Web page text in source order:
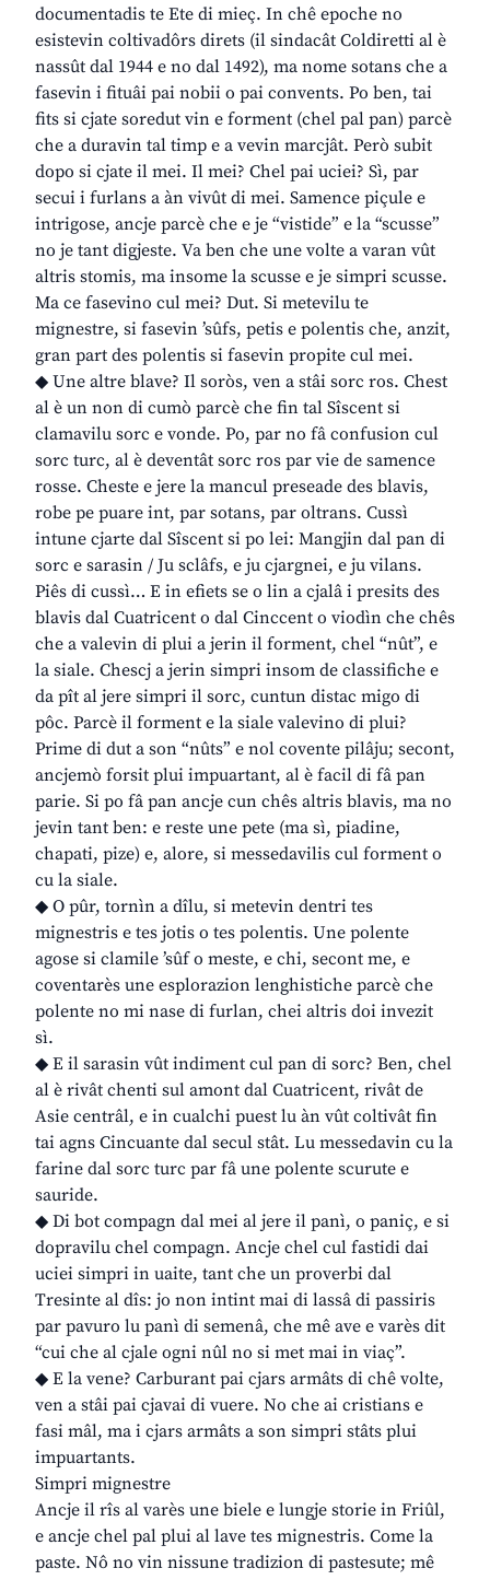
documentadis te Ete di mieç. In chê epoche no
esistevin coltivadôrs direts (il sindacât Coldiretti al è
nassût dal 1944 e no dal 1492), ma nome sotans che a
fasevin i fituâi pai nobii o pai convents. Po ben, tai
fits si cjate soredut vin e forment (chel pal pan) parcè
che a duravin tal timp e a vevin marcjât. Però subit
dopo si cjate il mei. Il mei? Chel pai uciei? Sì, par
secui i furlans a àn vivût di mei. Samence piçule e
intrigose, ancje parcè che e je “vistide” e la “scusse”
no je tant digjeste. Va ben che une volte a varan vût
altris stomis, ma insome la scusse e je simpri scusse.
Ma ce fasevino cul mei? Dut. Si metevilu te
mignestre, si fasevin ’sûfs, petis e polentis che, anzit,
gran part des polentis si fasevin propite cul mei.
◆ Une altre blave? Il soròs, ven a stâi sorc ros. Chest
al è un non di cumò parcè che fin tal Sîscent si
clamavilu sorc e vonde. Po, par no fâ confusion cul
sorc turc, al è deventât sorc ros par vie de samence
rosse. Cheste e jere la mancul preseade des blavis,
robe pe puare int, par sotans, par oltrans. Cussì
intune cjarte dal Sîscent si po lei: Mangjin dal pan di
sorc e sarasin / Ju sclâfs, e ju cjargnei, e ju vilans.
Piês di cussì… E in efiets se o lin a cjalâ i presits des
blavis dal Cuatricent o dal Cinccent o viodìn che chês
che a valevin di plui a jerin il forment, chel “nût”, e
la siale. Chescj a jerin simpri insom de classifiche e
da pît al jere simpri il sorc, cuntun distac migo di
pôc. Parcè il forment e la siale valevino di plui?
Prime di dut a son “nûts” e nol covente pilâju; secont,
ancjemò forsit plui impuartant, al è facil di fâ pan
parie. Si po fâ pan ancje cun chês altris blavis, ma no
jevin tant ben: e reste une pete (ma sì, piadine,
chapati, pize) e, alore, si messedavilis cul forment o
cu la siale.
◆ O pûr, tornìn a dîlu, si metevin dentri tes
mignestris e tes jotis o tes polentis. Une polente
agose si clamile ’sûf o meste, e chi, secont me, e
coventarès une esplorazion lenghistiche parcè che
polente no mi nase di furlan, chei altris doi invezit
sì.
◆ E il sarasin vût indiment cul pan di sorc? Ben, chel
al è rivât chenti sul amont dal Cuatricent, rivât de
Asie centrâl, e in cualchi puest lu àn vût coltivât fin
tai agns Cincuante dal secul stât. Lu messedavin cu la
farine dal sorc turc par fâ une polente scurute e
sauride.
◆ Di bot compagn dal mei al jere il panì, o paniç, e si
dopravilu chel compagn. Ancje chel cul fastidi dai
uciei simpri in uaite, tant che un proverbi dal
Tresinte al dîs: jo non intint mai di lassâ di passiris
par pavuro lu panì di semenâ, che mê ave e varès dit
“cui che al cjale ogni nûl no si met mai in viaç”.
◆ E la vene? Carburant pai cjars armâts di chê volte,
ven a stâi pai cjavai di vuere. No che ai cristians e
fasi mâl, ma i cjars armâts a son simpri stâts plui
impuartants.
Simpri mignestre
Ancje il rîs al varès une biele e lungje storie in Friûl,
e ancje chel pal plui al lave tes mignestris. Come la
paste. Nô no vin nissune tradizion di pastesute; mê